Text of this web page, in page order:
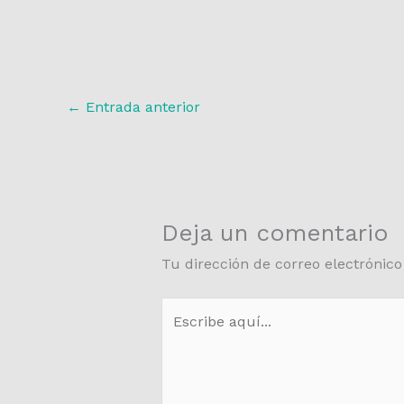
← Entrada anterior
Deja un comentario
Tu dirección de correo